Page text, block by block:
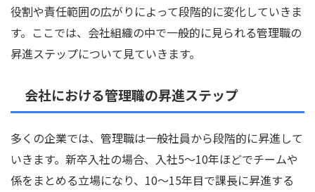
役割や責任範囲の広がりによって段階的に変化していきま
す。ここでは、会社組織の中で一般的に見られる管理職の
昇進ステップについて見ていきます。
会社における管理職の昇進ステップ
多くの企業では、管理職は一般社員から段階的に昇進して
いきます。新卒入社の場合、入社5〜10年ほどでチームや
係をまとめる立場になり、10〜15年目で課長に昇進する